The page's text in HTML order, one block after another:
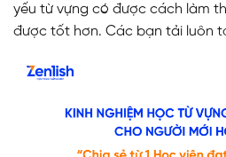
yếu từ vựng có được cách làm
được tốt hơn. Các bạn tải luôn